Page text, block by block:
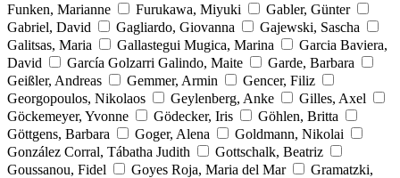
Funken, Marianne
Furukawa, Miyuki
Gabler, Günter
Gabriel, David
Gagliardo, Giovanna
Gajewski, Sascha
Galitsas, Maria
Gallastegui Mugica, Marina
Garcia Baviera,
David
García Golzarri Galindo, Maite
Garde, Barbara
Geißler, Andreas
Gemmer, Armin
Gencer, Filiz
Georgopoulos, Nikolaos
Geylenberg, Anke
Gilles, Axel
Göckemeyer, Yvonne
Gödecker, Iris
Göhlen, Britta
Göttgens, Barbara
Goger, Alena
Goldmann, Nikolai
González Corral, Tábatha Judith
Gottschalk, Beatriz
Goussanou, Fidel
Goyes Roja, Maria del Mar
Gramatzki,